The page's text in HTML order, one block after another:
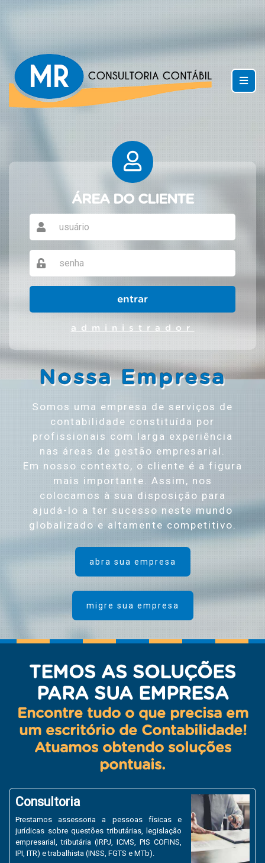
ÁREA DO CLIENTE
entrar
administrador
Nossa Empresa
Somos uma empresa de serviços de
contabilidade constituída por
profissionais com larga experiência
nas áreas de gestão empresarial.
Em nosso contexto, o cliente é a figura
mais importante. Assim, nos
colocamos à sua disposição para
ajudá-lo a ter sucesso neste mundo
globalizado e altamente competitivo.
abra sua empresa
migre sua empresa
TEMOS AS SOLUÇÕES
PARA SUA EMPRESA
Encontre tudo o que precisa em
um escritório de Contabilidade!
Atuamos obtendo soluções
pontuais.
Consultoria
Prestamos assessoria a pessoas físicas e
jurídicas sobre questões tributárias, legislação
empresarial, tributária (IRPJ, ICMS, PIS COFINS,
IPI, ITR) e trabalhista (INSS, FGTS e MTb).